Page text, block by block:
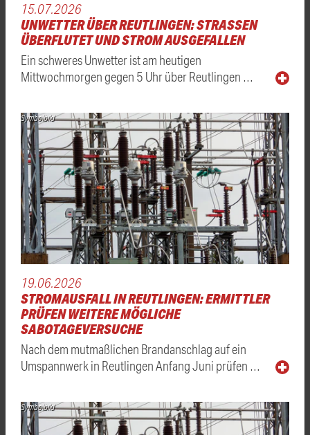
15.07.2026
UNWETTER ÜBER REUTLINGEN: STRASSEN Ü
BERFLUTET UND STROM AUSGEFALLEN
Ein schweres Unwetter ist am heutigen
Mittwochmorgen gegen 5 Uhr über Reutlingen …
Symbolbild
19.06.2026
STROMAUSFALL IN REUTLINGEN: ERMITTLER
PRÜFEN WEITERE MÖGLICHE
SABOTAGEVERSUCHE
Nach dem mutmaßlichen Brandanschlag auf ein
Umspannwerk in Reutlingen Anfang Juni prüfen …
Symbolbild